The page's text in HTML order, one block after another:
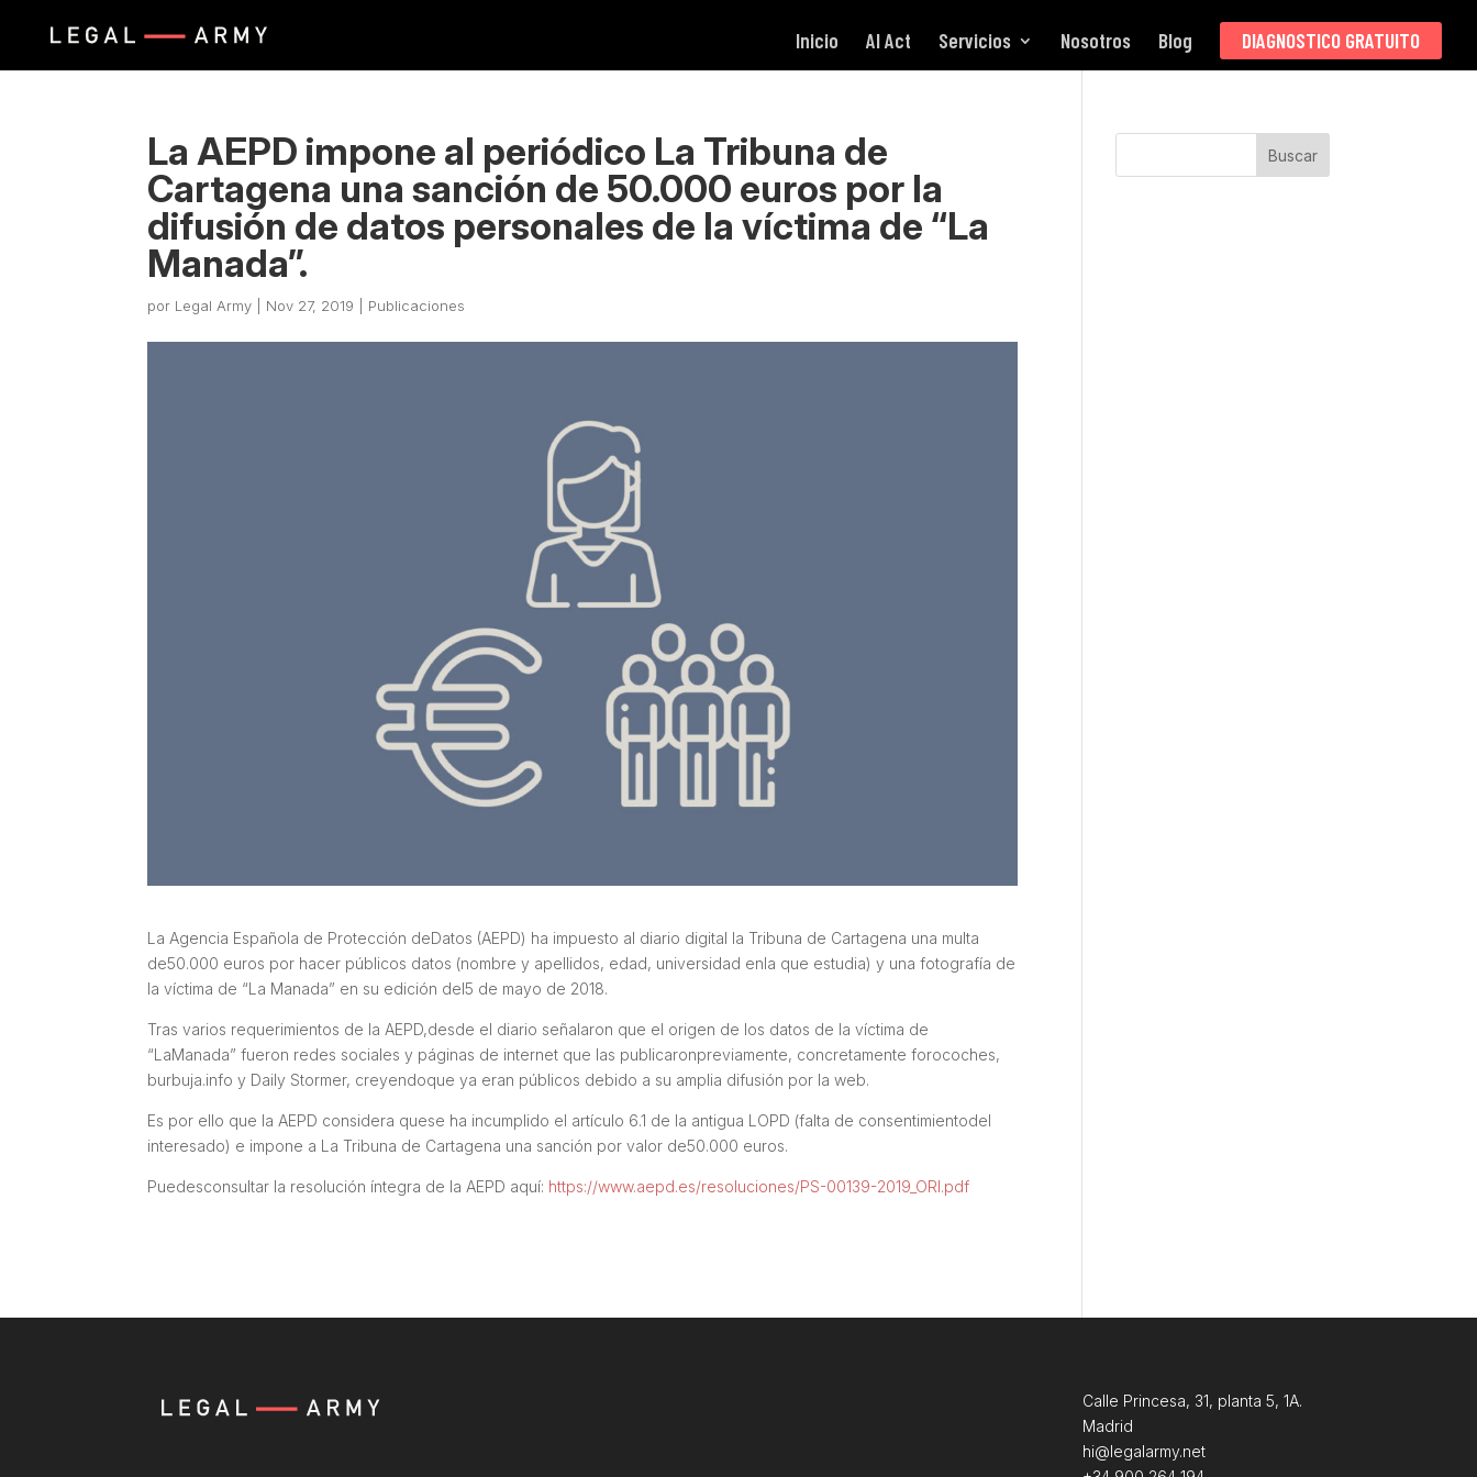
Inicio AI Act Servicios Nosotros Blog DIAGNOSTICO GRATUITO
La AEPD impone al periódico La Tribuna de
Cartagena una sanción de 50.000 euros por la
difusión de datos personales de la víctima de “La
Manada”.
por Legal Army Nov 27, 2019 Publicaciones
La Agencia Española de Protección deDatos (AEPD) ha impuesto al diario digital la Tribuna de Cartagena una multa
de50.000 euros por hacer públicos datos (nombre y apellidos, edad, universidad enla que estudia) y una fotografía de
la víctima de “La Manada” en su edición del5 de mayo de 2018.
Tras varios requerimientos de la AEPD,desde el diario señalaron que el origen de los datos de la víctima de
“LaManada” fueron redes sociales y páginas de internet que las publicaronpreviamente, concretamente forocoches,
burbuja.info y Daily Stormer, creyendoque ya eran públicos debido a su amplia difusión por la web.
Es por ello que la AEPD considera quese ha incumplido el artículo 6.1 de la antigua LOPD (falta de consentimientodel
interesado) e impone a La Tribuna de Cartagena una sanción por valor de50.000 euros.
Puedesconsultar la resolución íntegra de la AEPD aquí: https://www.aepd.es/resoluciones/PS-00139-2019_ORI.pdf
Buscar
Calle Princesa, 31, planta 5, 1A.
Madrid
hi@legalarmy.net